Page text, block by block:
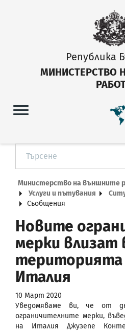
Република
МИНИСТЕРСТВО
Министерство на външните
Услуги и пътувания
Съобщения
Новите
мерки влизат
територията
Италия
10 Март 2020
Уведомяваме ви, че от
ограничителните мерки,
на Италия Джузепе